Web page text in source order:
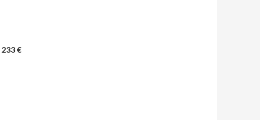
233 €